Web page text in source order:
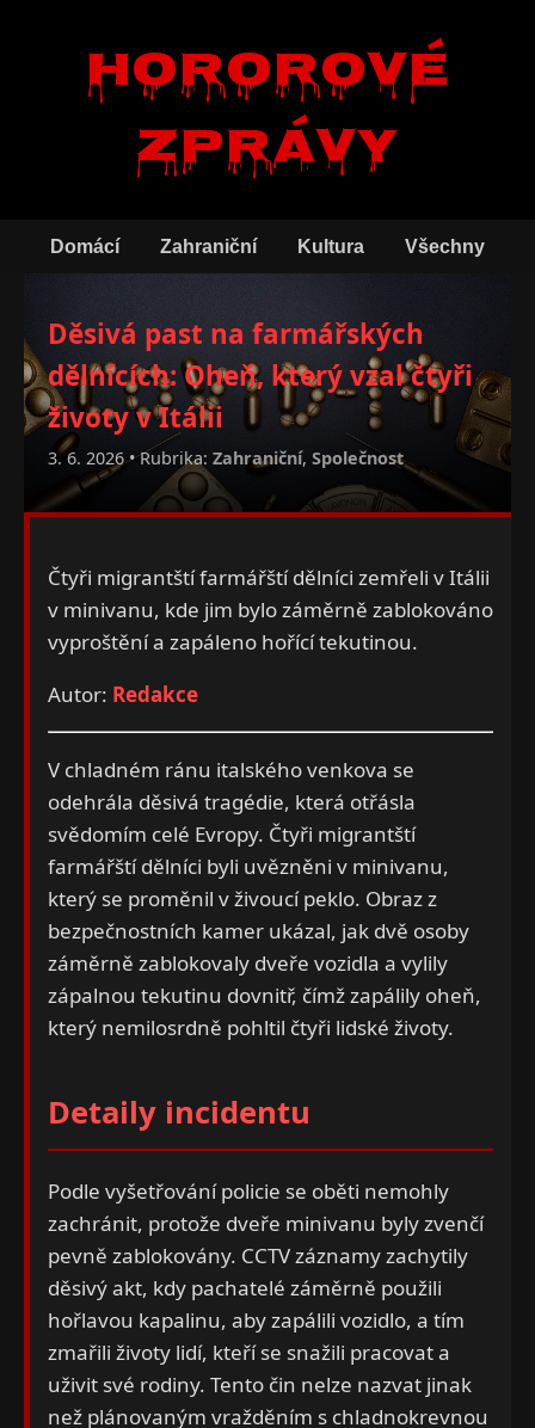
Hororové
zprávy
Domácí Zahraniční Kultura Všechny
Děsivá past na farmářských
dělnících: Oheň, který vzal čtyři
životy v Itálii
3. 6. 2026 • Rubrika: Zahraniční, Společnost
Čtyři migrantští farmářští dělníci zemřeli v Itálii
v minivanu, kde jim bylo záměrně zablokováno
vyproštění a zapáleno hořící tekutinou.
Autor: Redakce
V chladném ránu italského venkova se
odehrála děsivá tragédie, která otřásla
svědomím celé Evropy. Čtyři migrantští
farmářští dělníci byli uvězněni v minivanu,
který se proměnil v živoucí peklo. Obraz z
bezpečnostních kamer ukázal, jak dvě osoby
záměrně zablokovaly dveře vozidla a vylily
zápalnou tekutinu dovnitř, čímž zapálily oheň,
který nemilosrdně pohltil čtyři lidské životy.
Detaily incidentu
Podle vyšetřování policie se oběti nemohly
zachránit, protože dveře minivanu byly zvenčí
pevně zablokovány. CCTV záznamy zachytily
děsivý akt, kdy pachatelé záměrně použili
hořlavou kapalinu, aby zapálili vozidlo, a tím
zmařili životy lidí, kteří se snažili pracovat a
uživit své rodiny. Tento čin nelze nazvat jinak
než plánovaným vražděním s chladnokrevnou